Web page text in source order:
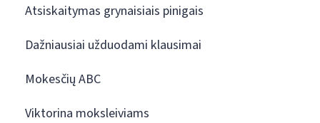
Atsiskaitymas grynaisiais pinigais
Dažniausiai užduodami klausimai
Mokesčių ABC
Viktorina moksleiviams